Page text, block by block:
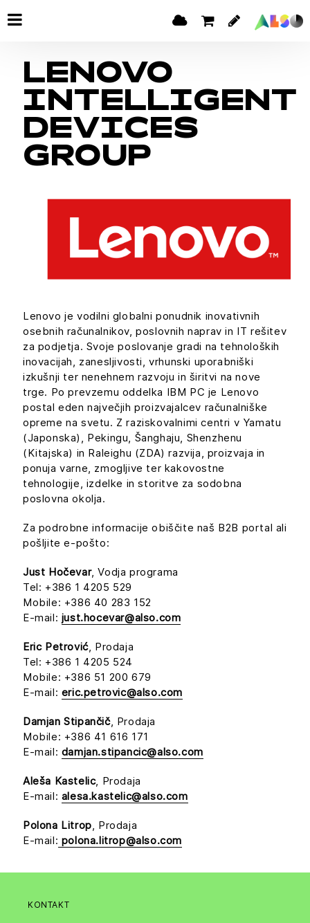
LENOVO
INTELLIGENT
DEVICES
GROUP
Lenovo je vodilni globalni ponudnik inovativnih
osebnih računalnikov, poslovnih naprav in IT rešitev
za podjetja. Svoje poslovanje gradi na tehnoloških
inovacijah, zanesljivosti, vrhunski uporabniški
izkušnji ter nenehnem razvoju in širitvi na nove
trge. Po prevzemu oddelka IBM PC je Lenovo
postal eden največjih proizvajalcev računalniške
opreme na svetu. Z raziskovalnimi centri v Yamatu
(Japonska), Pekingu, Šanghaju, Shenzhenu
(Kitajska) in Raleighu (ZDA) razvija, proizvaja in
ponuja varne, zmogljive ter kakovostne
tehnologije, izdelke in storitve za sodobna
poslovna okolja.
Za podrobne informacije obiščite naš B2B portal ali
pošljite e-pošto:
Just Hočevar, Vodja programa
Tel: +386 1 4205 529
Mobile: +386 40 283 152
E-mail: just.hocevar@also.com
Eric Petrović, Prodaja
Tel: +386 1 4205 524
Mobile: +386 51 200 679
E-mail: eric.petrovic@also.com
Damjan Stipančič, Prodaja
Mobile: +386 41 616 171
E-mail: damjan.stipancic@also.com
Aleša Kastelic, Prodaja
E-mail: alesa.kastelic@also.com
Polona Litrop, Prodaja
E-mail: polona.litrop@also.com
KONTAKT